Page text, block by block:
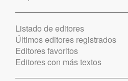
Listado de editores
Últimos editores registrados
Editores favoritos
Editores con más textos